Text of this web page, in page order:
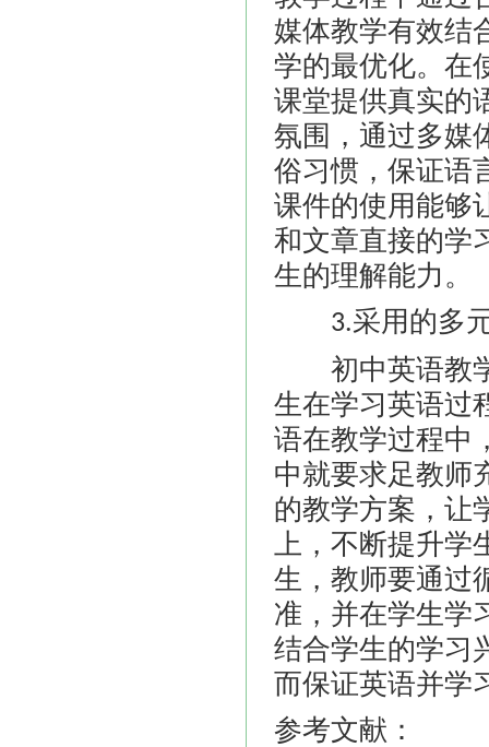
媒体教学有效结
学的最优化。在
课堂提供真实的
氛围，通过多媒
俗习惯，保证语
课件的使用能够
和文章直接的学
生的理解能力。
3.采用的多
初中英语教学
生在学习英语过
语在教学过程中
中就要求足教师
的教学方案，让
上，不断提升学
生，教师要通过
准，并在学生学
结合学生的学习
而保证英语并学
参考文献：